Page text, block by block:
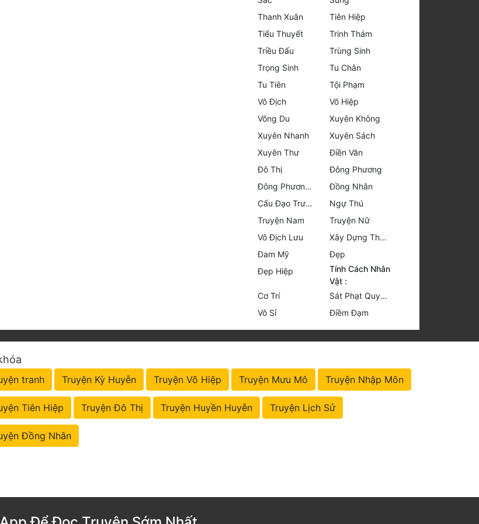
Thanh Xuân
Tiên Hiệp
Tiểu Thuyết
Trinh Thám
Triều Đấu
Trùng Sinh
Trọng Sinh
Tu Chân
Tu Tiên
Tội Phạm
Vô Địch
Võ Hiệp
Võng Du
Xuyên Không
Xuyên Nhanh
Xuyên Sách
Xuyên Thư
Điền Văn
Đô Thị
Đông Phương
Đông Phương Huyền Huyễn
Đồng Nhân
Cẩu Đạo Trường Sinh
Ngự Thú
Truyện Nam
Truyện Nữ
Vô Địch Lưu
Xây Dựng Thế Lực
Đam Mỹ
Đẹp
Đẹp Hiệp
Tính Cách Nhân
Vật :
Cơ Trí
Sát Phạt Quyết Đoán
Vô Sỉ
Điềm Đạm
tranh Truyện Kỳ Huyễn Truyện Võ Hiệp Truyện Mưu Mô Truyện Nhập Môn
Tiên Hiệp Truyện Đô Thị Truyện Huyền Huyễn Truyện Lịch Sử
Đồng Nhân